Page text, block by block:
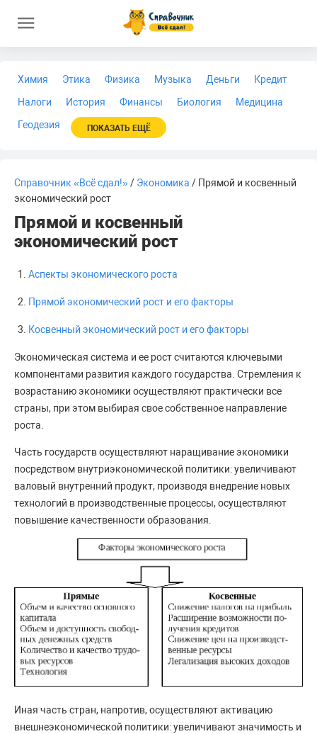
Химия Этика Физика Музыка Деньги
Кредит
Налоги
История Финансы Биология
Медицина
Геодезия
ПОКАЗАТЬ ЕЩЁ
Справочник «Всё сдал!»/ Экономика / Прямой и косвенный
экономический рост
Прямой и косвенный
экономический рост
Аспекты экономического роста
Прямой экономический рост и его факторы
Косвенный экономический рост и его факторы
Экономическая система и ее рост считаются ключевыми
компонентами развития каждого государства. Стремления к
возрастанию экономики осуществляют практически все
страны, при этом выбирая свое собственное направление
роста.
Часть государств осуществляют наращивание экономики
посредством внутриэкономической политики: увеличивают
валовый внутренний продукт, производя внедрение новых
технологий в производственные процессы, осуществляют
повышение качественности образования.
Иная часть стран, напротив, осуществляют активацию
внешнеэкономической политики: увеличивают значимость и